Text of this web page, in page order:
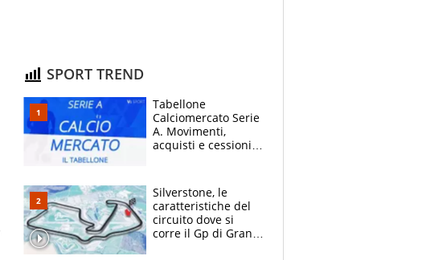
SPORT TREND
Tabellone
Calciomercato Serie
A. Movimenti,
acquisti e cessioni:
Silverstone, le
caratteristiche del
circuito dove si
corre il Gp di Gran